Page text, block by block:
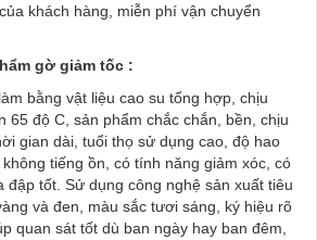
khách hàng, miễn phí vận chuyển
gờ giảm tốc :
bằng vật liệu cao su tổng hợp, chịu
65 độ C, sản phẩm chắc chắn, bền, chịu
gian dài, tuổi thọ sử dụng cao, độ hao
tiếng ồn, có tính năng giảm xóc, có
đập tốt. Sử dụng công nghệ sản xuất tiêu
và đen, màu sắc tươi sáng, ký hiệu rõ
quan sát tốt dù ban ngày hay ban đêm,